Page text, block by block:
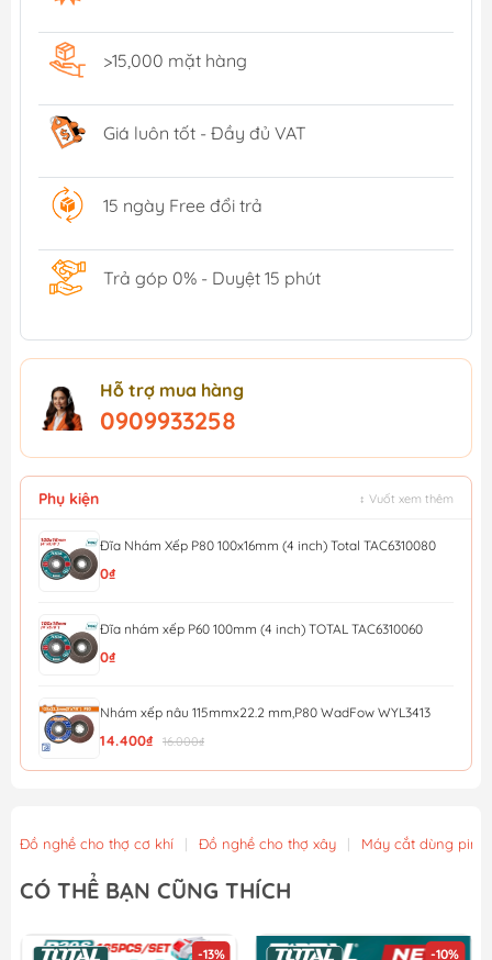
>15,000 mặt hàng
Giá luôn tốt - Đầy đủ VAT
15 ngày Free đổi trả
Trả góp 0% - Duyệt 15 phút
Hỗ trợ mua hàng
0909933258
Phụ kiện ↕ Vuốt xem thêm
Đĩa Nhám Xếp P80 100x16mm (4 inch) Total TAC6310080
0₫
Đĩa nhám xếp P60 100mm (4 inch) TOTAL TAC6310060
0₫
Nhám xếp nâu 115mmx22.2 mm,P80 WadFow WYL3413
14.400₫ 16.000₫
Đá mài kim loại 115x6x22.2mm WadFow WAC1347
13.500₫
Đồ nghề cho thợ cơ khí | Đồ nghề cho thợ xây | Máy cắt dùng pin
CÓ THỂ BẠN CŨNG THÍCH
-13% -10%